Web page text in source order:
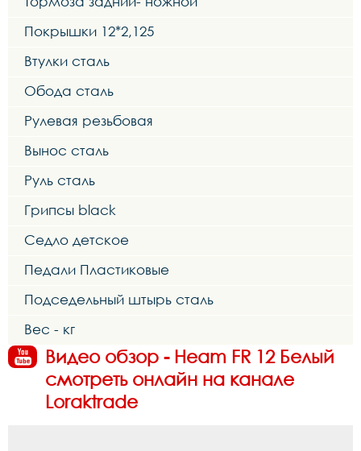
Покрышки 12*2,125
Втулки сталь
Обода сталь
Рулевая резьбовая
Вынос сталь
Руль сталь
Грипсы black
Седло детское
Педали Пластиковые
Подседельный штырь сталь
Вес - кг
Видео обзор - Heam FR 12 Белый
смотреть онлайн на канале
Loraktrade